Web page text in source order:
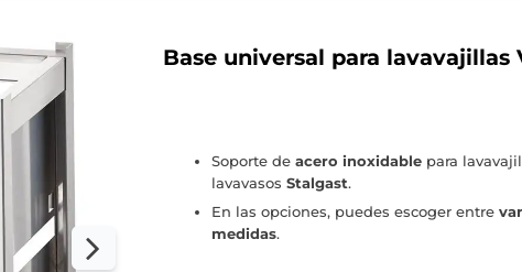
Base universal para lavavajillas
Soporte de acero inoxidablepara
lavavasos Stalgast.
En las opciones, puedes escoger entre
medidas.